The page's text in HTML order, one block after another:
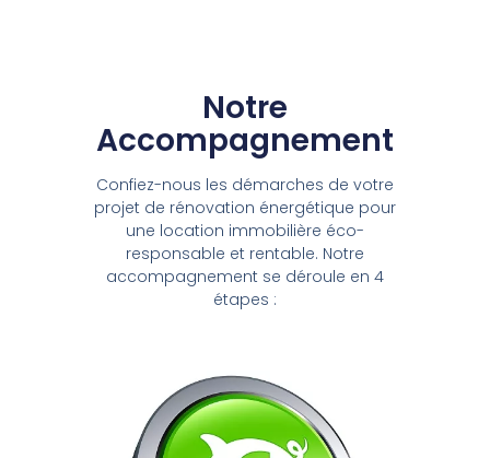
Notre
Accompagnement
Confiez-nous les démarches de votre
projet de rénovation énergétique pour
une location immobilière éco-
responsable et rentable. Notre
accompagnement se déroule en 4
étapes :